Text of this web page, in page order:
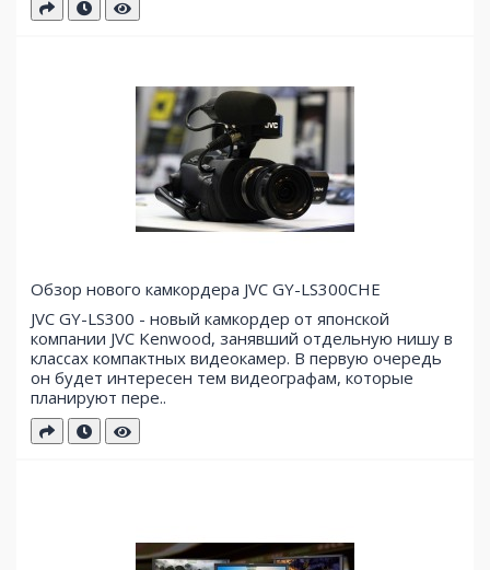
Обзор нового камкордера JVC GY-LS300CHE
JVC GY-LS300 - новый камкордер от японской
компании JVC Kenwood, занявший отдельную нишу в
классах компактных видеокамер. В первую очередь
он будет интересен тем видеографам, которые
планируют пере..